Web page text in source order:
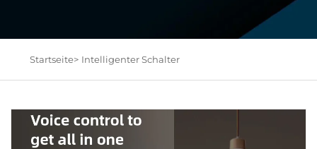
Startseite> Intelligenter Schalter